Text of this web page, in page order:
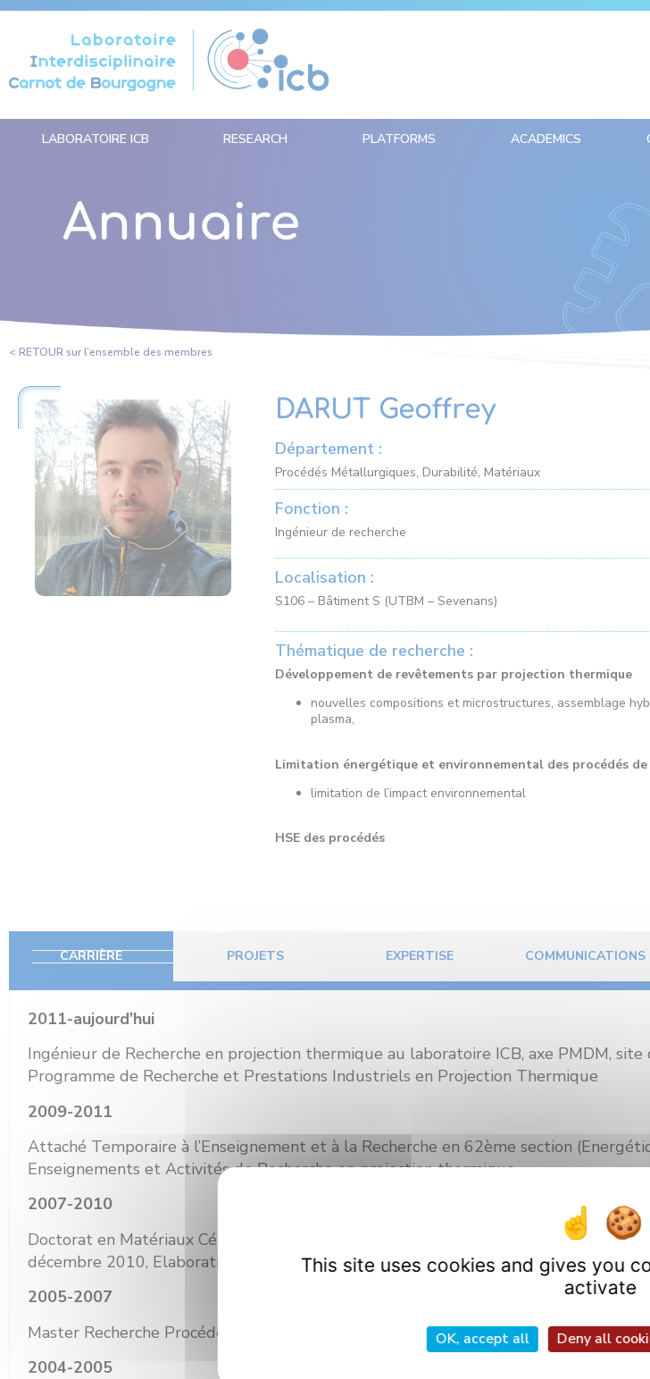
LABORATOIRE ICB RESEARCH PLATFORMS ACADEMICS
Annuaire
< RETOUR sur l’ensemble des membres
DARUT Geoffrey
Département :
Procédés Métallurgiques, Durabilité, Matériaux
Fonction :
Ingénieur de recherche
Localisation :
S106 – Bâtiment S (UTBM – Sevenans)
Thématique de recherche :
Développement de revêtements par projection thermique
nouvelles compositions et microstructures, assemblage
plasma,
Limitation énergétique et environnemental des procédés
limitation de l’impact environnemental
HSE des procédés
CARRIÈRE PROJETS EXPERTISE COMMUNICATIONS
2011-aujourd’hui
Ingénieur de Recherche en projection thermique au laboratoire ICB, axe PMDM,
Programme de Recherche et Prestations Industriels en Projection Thermique
2009-2011
Attaché Temporaire à l’Enseignement et à la Recherche en 62ème section
Enseignements et Activités de Recherche en projection thermique
2007-2010
Doctorat en Matériaux Céramiques et Traitements de Surfaces, Laboratoire
décembre 2010, Elaboration de revêtements à structure sub-micrométrique pour
2005-2007
Master Recherche Procédés et Matériaux (Limoges)
2004-2005
Cookies management panel
This site uses cookies and gives you
activate
OK, accept all Deny all